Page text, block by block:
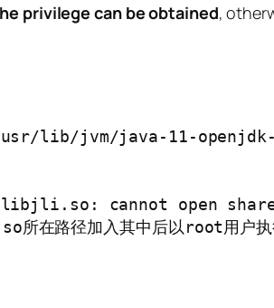
privilege can be obtained,
/usr/lib/jvm/java-11-
cannot open
径加入其中后以root用户执